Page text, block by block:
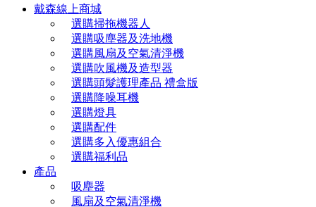
戴森線上商城
選購掃拖機器人
選購吸塵器及洗地機
選購風扇及空氣清淨機
選購吹風機及造型器
選購頭髮護理產品 禮盒版
選購降噪耳機
選購燈具
選購配件
選購多入優惠組合
選購福利品
產品
吸塵器
風扇及空氣清淨機